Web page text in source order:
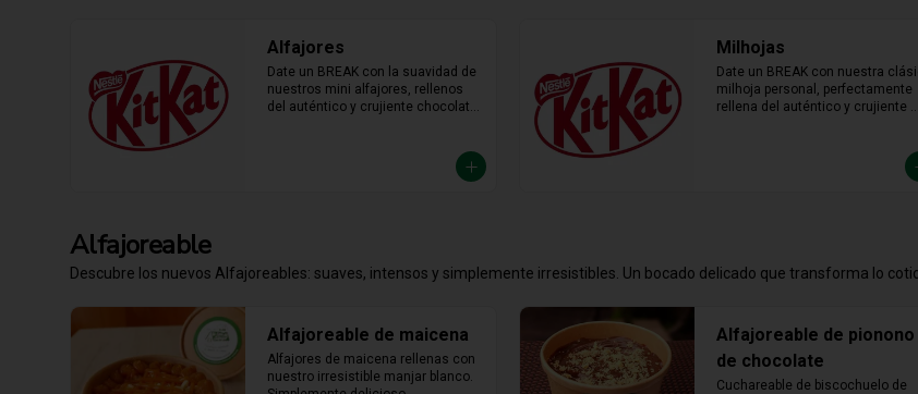
Alfajores
Date un BREAK con la suavidad de
nuestros mini alfajores, rellenos
del auténtico y crujiente chocolate
transformar cualquier momento del
Milhojas
Date un BREAK con nuestra
milhoja personal, perfectamente
rellena del auténtico y crujiente
ideal para desconectar y disfrutar
de un placer crujiente que no
Alfajoreable
Descubre los nuevos Alfajoreables: suaves, intensos y simplemente irresistibles. Un bocado delicado que transforma lo
Alfajoreable de maicena
Alfajores de maicena rellenas con
nuestro irresistible manjar blanco.
Alfajoreable de pionono
de chocolate
Cuchareable de biscochuelo de